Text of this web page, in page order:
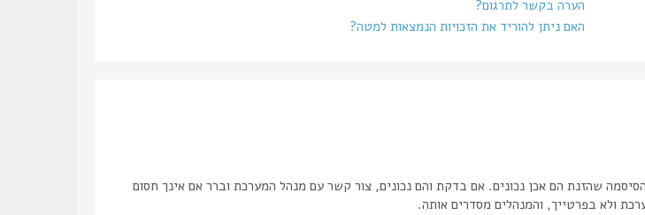
הערה בקשר לתרגום?
האם ניתן להוריד את הזכויות הנמצאות למטה?
שהזנת הם אכן נכונים. אם בדקת והם נכונים, צור קשר עם מנהל המערכת וברר אם אינך חסום
ולא בפרטייך, והמנהלים מסדרים אותה.